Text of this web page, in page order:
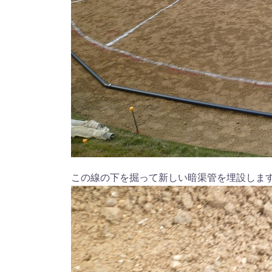
この線の下を掘って新しい暗渠管を埋設しま